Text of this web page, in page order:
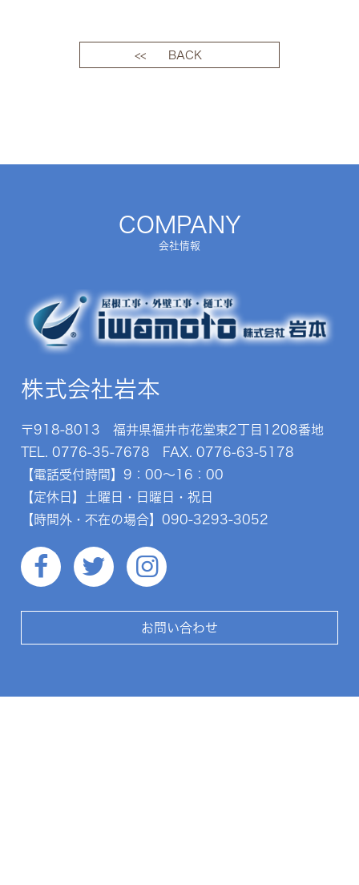
<< BACK
COMPANY
会社情報
株式会社岩本
〒918-8013 福井県福井市花堂東2丁目1208番地
TEL.0776-35-7678 FAX. 0776-63-5178
【電話受付時間】9：00～16：00
【定休日】土曜日・日曜日・祝日
【時間外・不在の場合】090-3293-3052
お問い合わせ